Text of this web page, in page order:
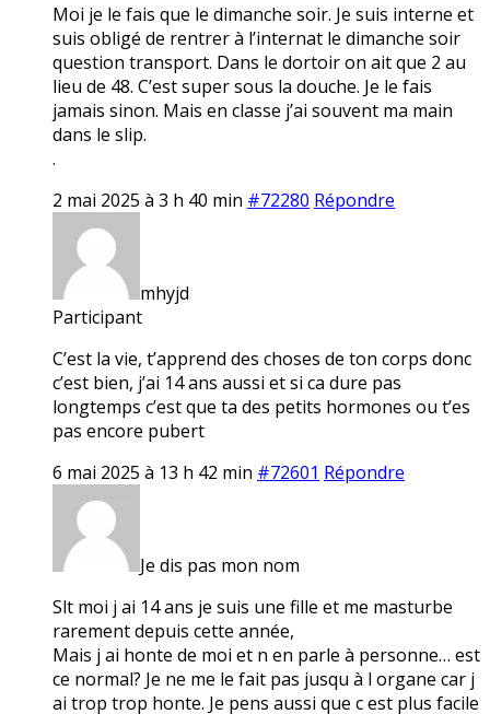
Moi je le fais que le dimanche soir. Je suis interne et
suis obligé de rentrer à l’internat le dimanche soir
question transport. Dans le dortoir on ait que 2 au
lieu de 48. C’est super sous la douche. Je le fais
jamais sinon. Mais en classe j’ai souvent ma main
dans le slip.
.
2 mai 2025 à 3 h 40 min #72280 Répondre
mhyjd
Participant
C’est la vie, t’apprend des choses de ton corps donc
c’est bien, j’ai 14 ans aussi et si ca dure pas
longtemps c’est que ta des petits hormones ou t’es
pas encore pubert
6 mai 2025 à 13 h 42 min #72601 Répondre
Je dis pas mon nom
Slt moi j ai 14 ans je suis une fille et me masturbe
rarement depuis cette année,
Mais j ai honte de moi et n en parle à personne… est
ce normal? Je ne me le fait pas jusqu à l organe car j
ai trop trop honte. Je pens aussi que c est plus facile